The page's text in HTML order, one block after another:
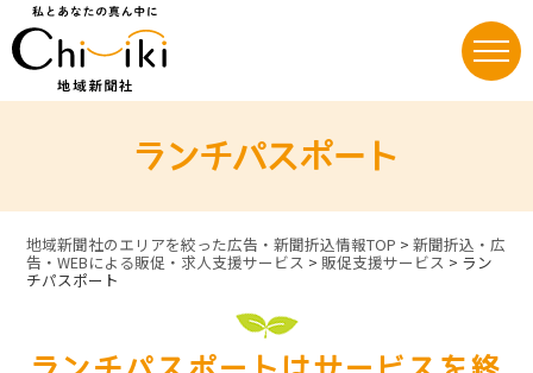
ランチパスポート
地域新聞社のエリアを絞った広告・新聞折込情報TOP >新聞折込・広
告・WEBによる販促・求人支援サービス > 販促支援サービス > ラン
チパスポート